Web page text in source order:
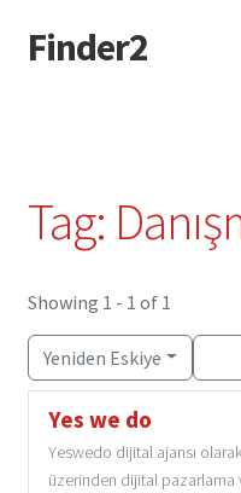
Dolaşıma
geç
İçeriğe
geç
Finder2
Tag:
Showing 1 - 1 of 1
Yeniden Eskiye
Yes we do
Yeswedo dijital ajansı
üzerinden dijital pazarlama